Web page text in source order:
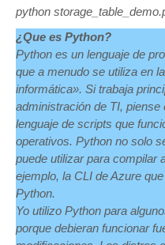
python
¿Que es Python?
Python es un lenguaje de
que a menudo se utiliza en
informática». Si trabaja
administración de TI,
lenguaje de scripts que
operativos. Python no solo
puede utilizar para compilar
ejemplo, la CLI de Azure
Python.
Yo utilizo Python para
porque debieran funcionar